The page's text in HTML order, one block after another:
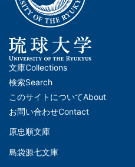
メ
イ
ン
ナ
ビ
文庫Collections
検索Search
このサイトについてAbout
お問い合わせContact
文
原忠順文庫
島袋源七文庫